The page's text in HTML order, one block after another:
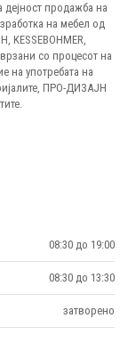
дејност продажба на
на мебел од
KESSEBOHMER,
со процесот на
на употребата на
ПРО-ДИЗАЈН
08:30 до 19:00
08:30 до 13:30
затворено